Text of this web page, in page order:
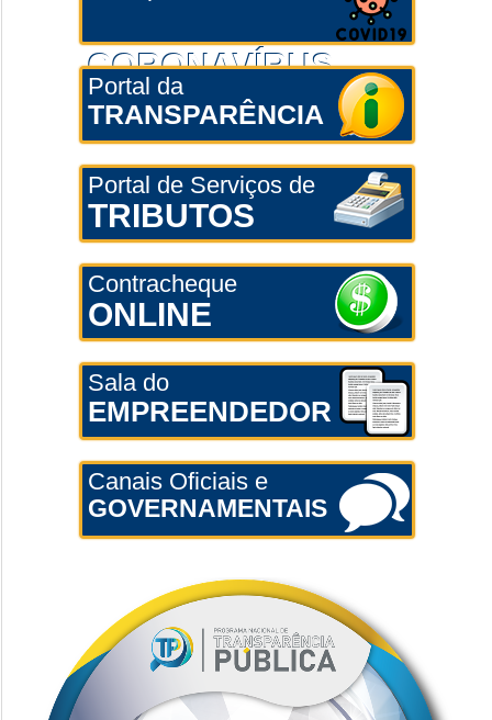
CORONAVÍRUS
Portal da
TRANSPARÊNCIA
Portal de Serviços de
TRIBUTOS
Contracheque
ONLINE
Sala do
EMPREENDEDOR
Canais Oficiais e
GOVERNAMENTAIS